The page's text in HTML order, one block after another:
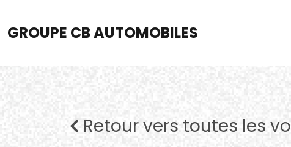
GROUPE CB AUTOMOBILES
Retour vers toutes les